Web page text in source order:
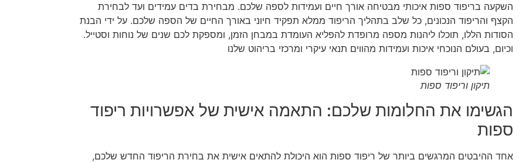
השקעה בריפוד ספות איכותי מבטיחה אורך חיים ועמידות לספה שלכם. מבחירת בדים עמידים ועד לבחירת
הקצף והריפוד הנכונים, כל שלב בתהליך הריפוד ממלא תפקיד חיוני באורך החיים של הספה שלכם. על ידי הבנת
הסודות הללו, תוכלו ליהנות מספה מרופדת להפליא העומדת במבחן הזמן, ומספקת לכם שנים של נוחות וסטייל.
וכיום, בעולם הנוכחי איכות ועמידות מהווים תנאי עיקרי ומרכזי בריהוט שלנו
תיקון וריפוד ספות
הגשימו את החלומות שלכם: התאמה אישית של אפשרויות ריפוד
ספות
אחד ההיבטים המרגשים ביותר של ריפוד ספות הוא היכולת להתאים אישית את בחירת הריפוד החדש שלכם,